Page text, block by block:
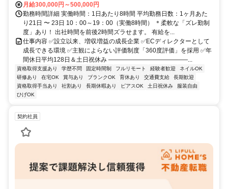
月給300,000円～500,000円
勤務時間詳細 実働時間：1日あたり8時間 平均勤務日数：1ヶ月あた
り21日 〜 23日 10：00～19：00（実働8時間） ＊柔軟な「ズレ勤制
度」あり！ 出社時間を前後2時間ズラせます。 有給を...
仕事内容 ✅設立以来、増収増益の成長企業 ✅ECディレクターとして
成長できる環境 ✅主観によらない評価制度「360度評価」を採用 ✅年
間休日平均128日＆土日祝休み ―――――――――――――...
資格取得支援あり 学歴不問 固定時間制 フルリモート 経験者歓迎
ネイルOK
研修あり
在宅OK 賞与あり ブランクOK 育休あり 交通費支給
長期歓迎
資格取得手当あり
社割あり 長期休暇あり ピアスOK 土日祝休み
服装自由
ひげOK
契約社員